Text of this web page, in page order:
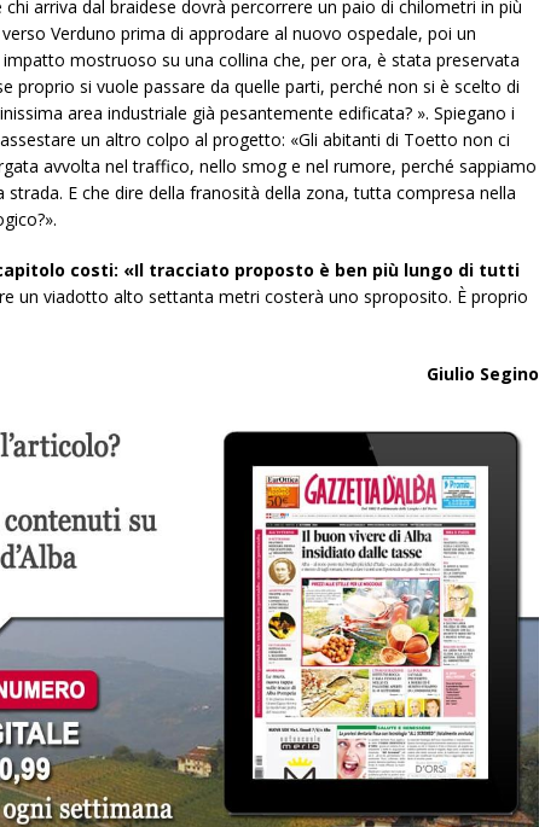
arriva dal braidese dovrà percorrere un paio di chilometri in più
Verduno prima di approdare al nuovo ospedale, poi un
mostruoso su una collina che, per ora, è stata preservata
proprio si vuole passare da quelle parti, perché non si è scelto di
area industriale già pesantemente edificata? ». Spiegano i
un altro colpo al progetto: «Gli abitanti di Toetto non ci
avvolta nel traffico, nello smog e nel rumore, perché sappiamo
E che dire della franosità della zona, tutta compresa nella
costi: «Il tracciato proposto è ben più lungo di tutti
un viadotto alto settanta metri costerà uno sproposito. È proprio
Giulio Segino